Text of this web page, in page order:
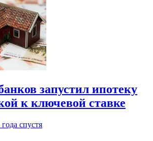
запустил ипотеку
к ключевой ставке
года спустя